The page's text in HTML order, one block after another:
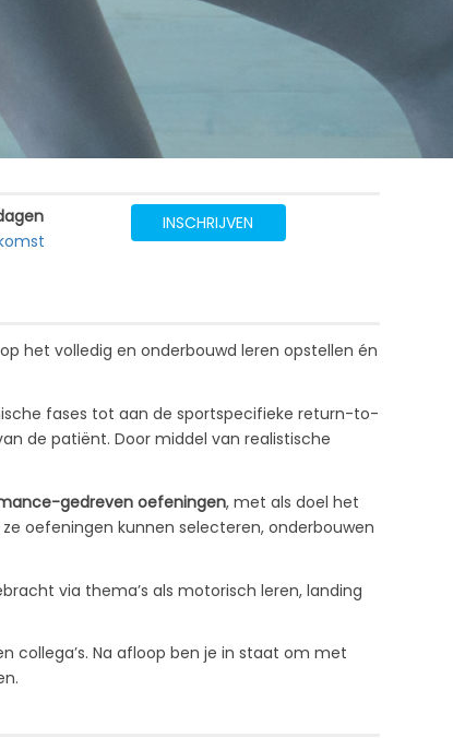
INSCHRIJVEN
het volledig en onderbouwd leren opstellen én
fases tot aan de sportspecifieke return-to-
de patiënt. Door middel van realistische
gedreven oefeningen, met als doel het
oefeningen kunnen selecteren, onderbouwen
via thema’s als motorisch leren, landing
collega’s. Na afloop ben je in staat om met